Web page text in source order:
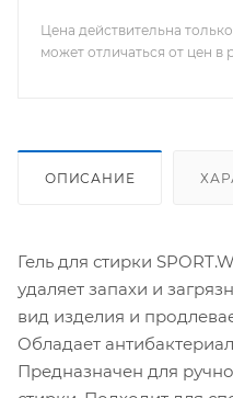
Цена действительна
может отличаться от цен в
ОПИСАНИЕ
Гель для стирки
удаляет запахи и
вид изделия и
Обладает
Предназначен для